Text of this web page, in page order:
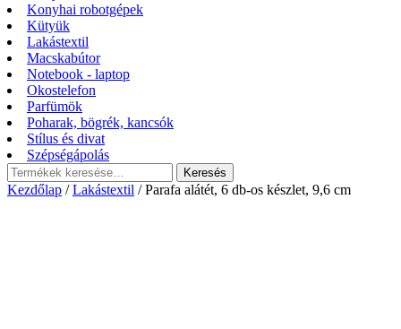
Konyhai robotgépek
Kütyük
Lakástextil
Macskabútor
Notebook - laptop
Okostelefon
Parfümök
Poharak, bögrék, kancsók
Stílus és divat
Szépségápolás
Keresés
a
következőre:
Keresés
Kezdőlap /Lakástextil / Parafa alátét, 6 db-os készlet, 9,6 cm